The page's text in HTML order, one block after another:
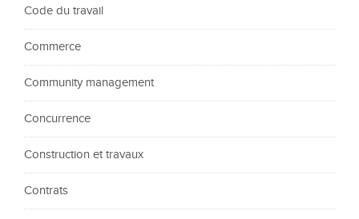
Code du travail
Commerce
Community management
Concurrence
Construction et travaux
Contrats